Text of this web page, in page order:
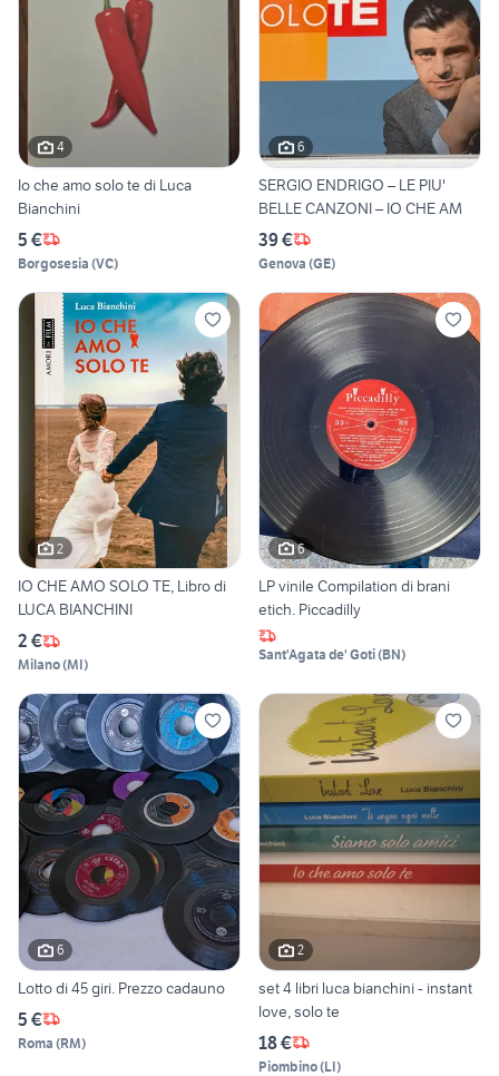
4
Io che amo solo te di Luca
Bianchini
5 €
Borgosesia (VC)
6
SERGIO ENDRIGO – LE PIU'
BELLE CANZONI – IO CHE AM
39 €
Genova (GE)
2
IO CHE AMO SOLO TE, Libro di
LUCA BIANCHINI
2 €
Milano(MI)
6
LP vinile Compilation di brani
etich. Piccadilly
Sant'Agata de' Goti(BN)
6
Lotto di 45 giri. Prezzo cadauno
5 €
Roma (RM)
2
set 4 libri luca bianchini - instant
love, solo te
18 €
Piombino(LI)